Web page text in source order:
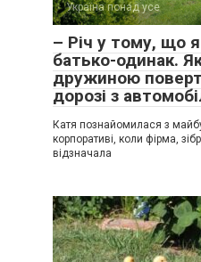
Україна понад усе
– Річ у тому, що
батько-одинак.
дружиною
дорозі з
Катя познайомилася з
корпоративі, коли фірма,
відзначала